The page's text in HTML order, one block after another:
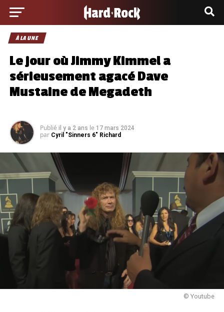
À LA UNE
Le jour où Jimmy Kimmel a
sérieusement agacé Dave
Mustaine de Megadeth
Publié il y a 2 ans le 17 mars 2024
par Cyril "Sinners 6" Richard
© Youtube